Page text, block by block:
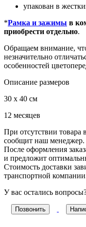
упакован в
*Рамка и зажимы в
приобрести отдельно.
Обращаем внимание,
незначительно
особенностей
Описание размеров
30 x 40 см
12 месяцев
При отсутствии товара
сообщит наш менеджер.
После оформления
и предложит
Стоимость доставки
транспортной
У вас остались
Позвонить